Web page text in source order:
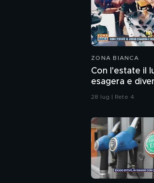
ZONA BIANCA
Con l'estate il
esagera e
"cafone"
28 lug | Rete 4